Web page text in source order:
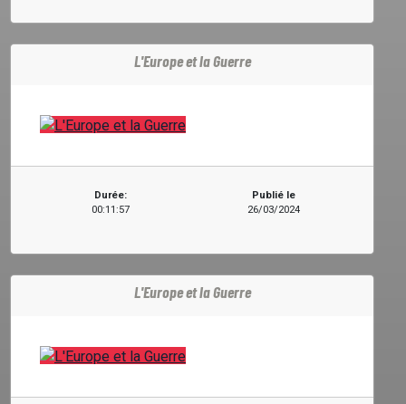
L'Europe et la Guerre
Durée:
00:11:57
Publié le
26/03/2024
L'Europe et la Guerre